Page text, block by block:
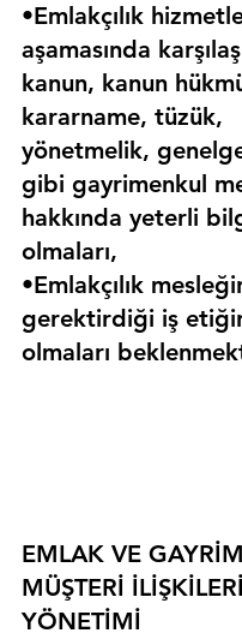
•Emlakçılık
aşamasında
kanun, kanun
kararname, tüzük,
yönetmelik,
gibi gayrimenkul
hakkında yeterli
olmaları,
•Emlakçılık
gerektirdiği iş
olmaları
EMLAK VE
MÜŞTERİ İLİŞKİLERİ
YÖNETİMİ